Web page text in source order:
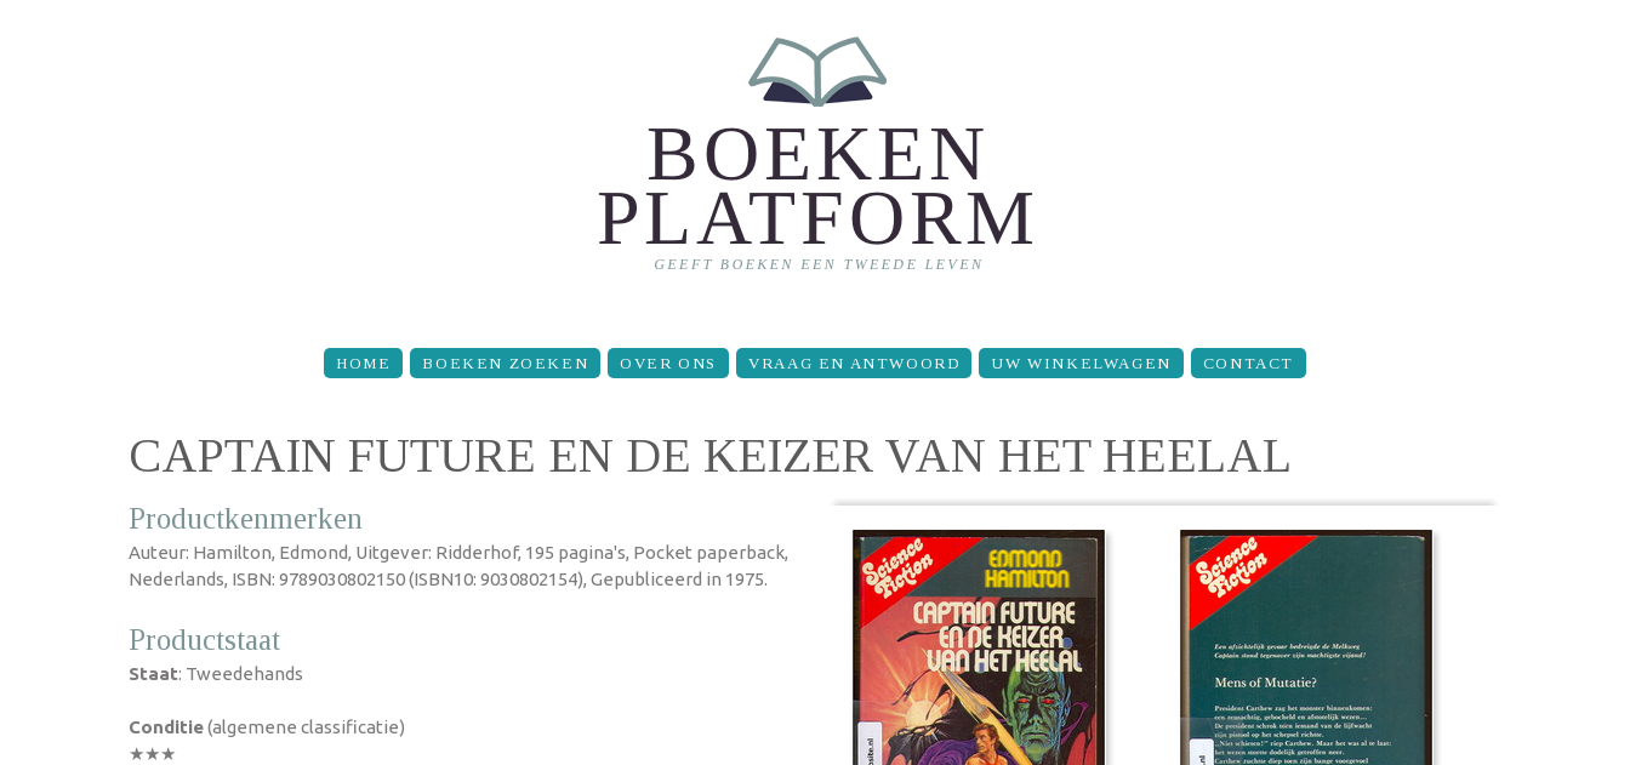
HOME BOEKEN ZOEKEN OVER ONS VRAAG EN ANTWOORD UW WINKELWAGEN CONTACT
CAPTAIN FUTURE EN DE KEIZER VAN HET HEELAL
Productkenmerken
Auteur: Hamilton, Edmond, Uitgever: Ridderhof, 195 pagina's, Pocket paperback,
Nederlands, ISBN: 9789030802150 (ISBN10: 9030802154), Gepubliceerd in 1975.
Productstaat
Staat: Tweedehands
Conditie(algemene classificatie)
★★★